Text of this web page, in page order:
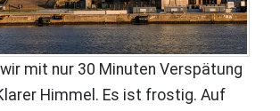
mit nur 30 Minuten Verspätung
Himmel. Es ist frostig. Auf